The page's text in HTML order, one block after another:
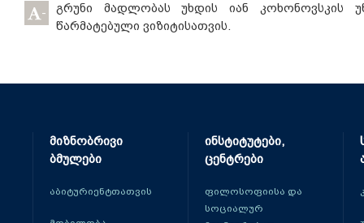
-
გრუნი მადლობას უხდის იან კოხონოვსკის
წარმატებული ვიზიტისათვის.
მიზნობრივი
ბმულები
აბიტურიენტთათვის
ინსტიტუტები,
ცენტრები
ფილოსოფიისა და
სოციალურ